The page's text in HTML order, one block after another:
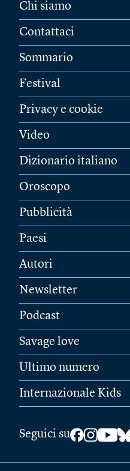
Chi siamo
Contattaci
Sommario
Festival
Privacy e cookie
Video
Dizionario italiano
Oroscopo
Pubblicità
Paesi
Autori
Newsletter
Podcast
Savage love
Ultimo numero
Internazionale Kids
Seguici su